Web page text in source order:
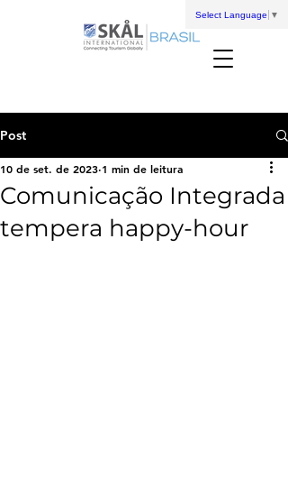
Select Language ▼
Post
Comunicação Integrada
tempera happy-hour
10 de set. de 2023 1 min de leitura